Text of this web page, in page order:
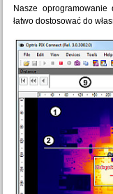
Nasze
łatwo dostosować do